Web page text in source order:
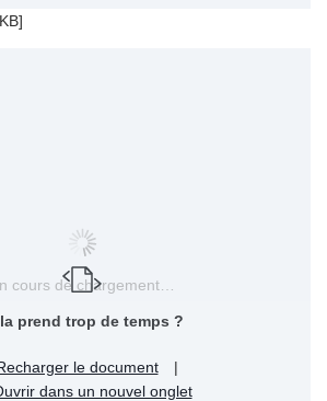
cours de chargement…
prend trop de temps ?
le document
|
dans un nouvel onglet